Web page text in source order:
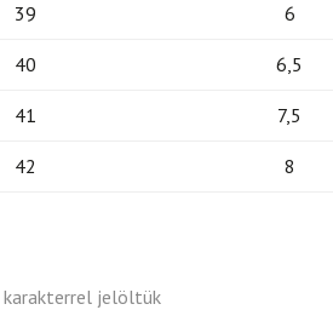
39 6
40 6,5
41 7,5
42 8
jelöltük